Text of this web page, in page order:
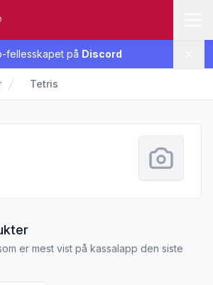
fellesskapet på Discord
Tetris
fra Tetris
er mest vist på kassalapp den siste